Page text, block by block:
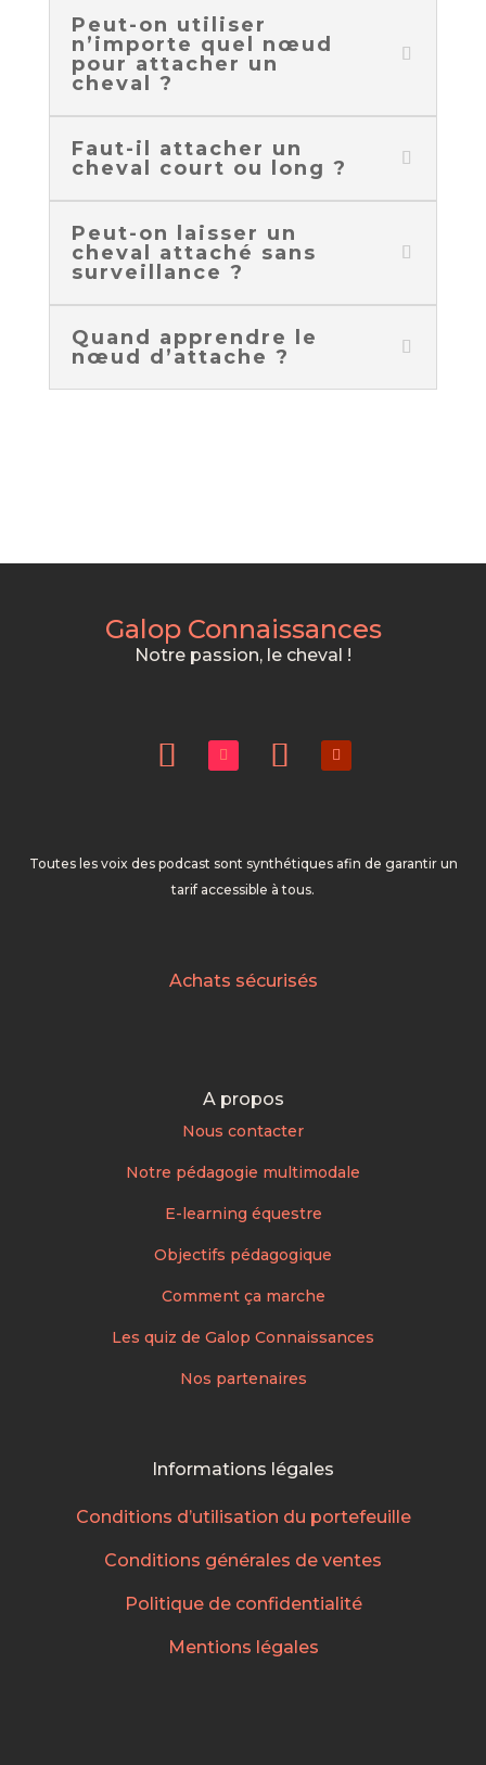
Peut-on utiliser
n’importe quel nœud
pour attacher un
cheval ?
Faut-il attacher un
cheval court ou long ?
Peut-on laisser un
cheval attaché sans
surveillance ?
Quand apprendre le
nœud d’attache ?
Galop Connaissances
Notre passion, le cheval !
Toutes les voix des podcast sont synthétiques afin de garantir un
tarif accessible à tous.
Achats sécurisés
A propos
Nous contacter
Notre pédagogie multimodale
E-learning équestre
Objectifs pédagogique
Comment ça marche
Les quiz de Galop Connaissances
Nos partenaires
Informations légales
Conditions d’utilisation du portefeuille
Conditions générales de ventes
Politique de confidentialité
Mentions légales